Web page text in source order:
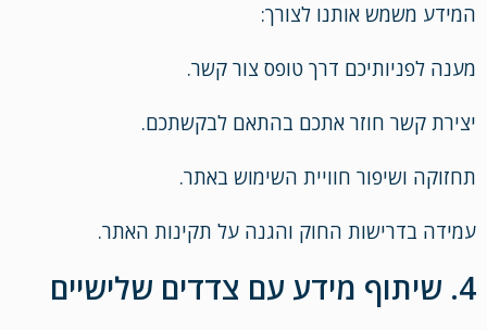
המידע משמש אותנו לצורך:
מענה לפניותיכם דרך טופס צור קשר.
יצירת קשר חוזר אתכם בהתאם לבקשתכם.
תחזוקה ושיפור חוויית השימוש באתר.
עמידה בדרישות החוק והגנה על תקינות האתר.
4. שיתוף מידע עם צדדים שלישיים